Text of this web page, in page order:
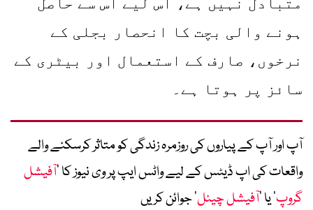
ہونے والی بچت کا انحصار بجلی کے
نرخوں، صارف کے استعمال اور بیٹری کے
سائز پر ہوتا ہے۔
آپ اور آپ کے پیاروں کی روزمرہ زندگی کو متاثر کرسکنے والے
واقعات کی اپ ڈیٹس کے لیے واٹس ایپ پر وی نیوز کا ’آفیشل
گروپ‘ یا ’آفیشل چینل‘ جوائن کریں